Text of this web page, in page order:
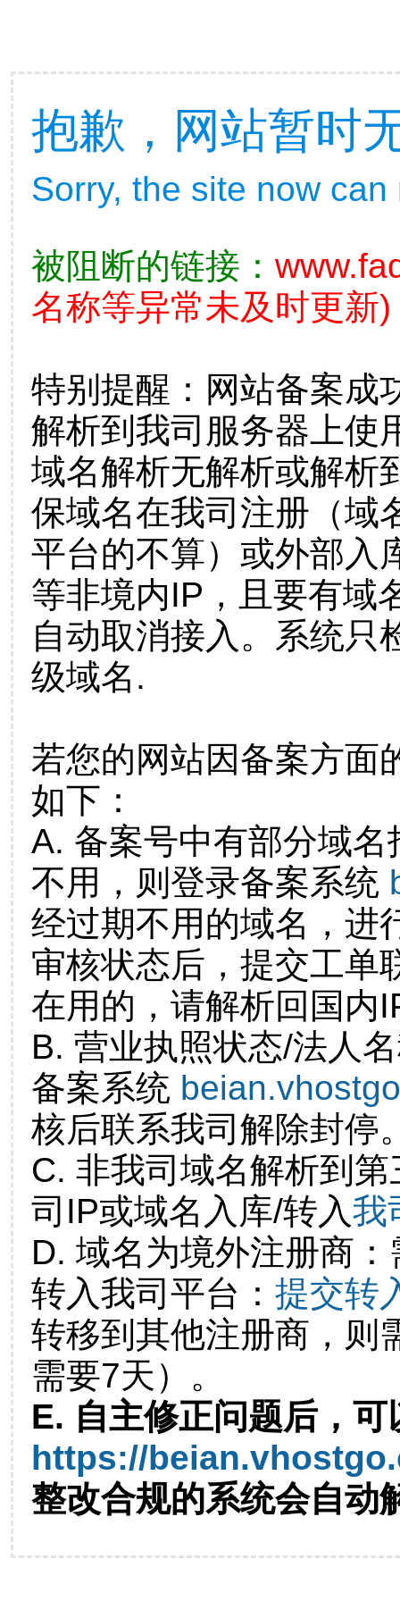
抱歉，网站暂时
Sorry, the site now
被阻断的链接：
名称等异常未及时更新)
特别提醒：网站备案成
解析到我司服务器上使
域名解析无解析或解析
保域名在我司注册（域
平台的不算）或外部入
等非境内IP，且要有域
自动取消接入。系统只
级域名.
若您的网站因备案方面
如下：
A. 备案号中有部分域
不用，则登录备案系统
经过期不用的域名，进
审核状态后，提交工单
在用的，请解析回国内
B. 营业执照状态/法人
备案系统
核后联系我司解除封停
C. 非我司域名解析到
司IP或域名入库/转入我
D. 域名为境外注册商
转入我司平台： 提交转
转移到其他注册商，则
需要7天）。
E. 自主修正问题后，可
https://
整改合规的系统会自动